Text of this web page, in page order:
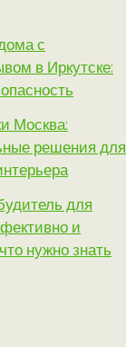
с
в Иркутске:
Москва:
решения для
для
и
нужно знать